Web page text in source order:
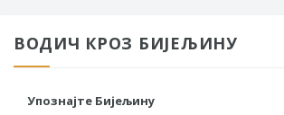
ВОДИЧ КРОЗ БИЈЕЉИНУ
Упознајте Бијељину